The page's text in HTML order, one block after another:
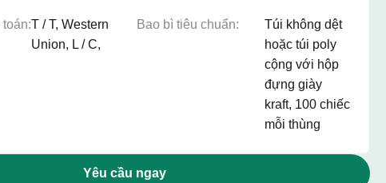
T / T, Western
Union, L / C,
Bao bì tiêu chuẩn:
Túi không dệt
hoặc túi poly
cộng với hộp
đựng giày
kraft, 100 chiếc
mỗi thùng
Yêu cầu ngay